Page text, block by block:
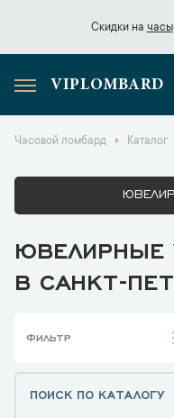
Скидки на часы
Скидки начасы
VIPLOMBARD
Часовой ломбард Каталог
ЮВЕЛИРНЫЕ
В САНКТ-
ФИЛЬТР